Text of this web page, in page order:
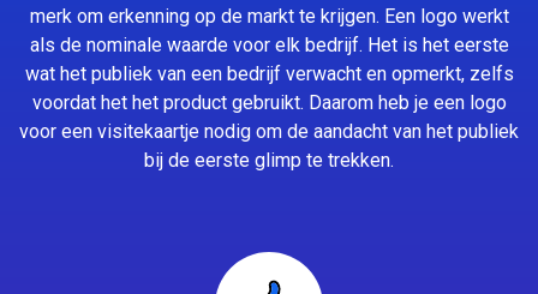
merk om erkenning op de markt te krijgen. Een logo werkt
als de nominale waarde voor elk bedrijf. Het is het eerste
wat het publiek van een bedrijf verwacht en opmerkt, zelfs
voordat het het product gebruikt. Daarom heb je een logo
voor een visitekaartje nodig om de aandacht van het publiek
bij de eerste glimp te trekken.